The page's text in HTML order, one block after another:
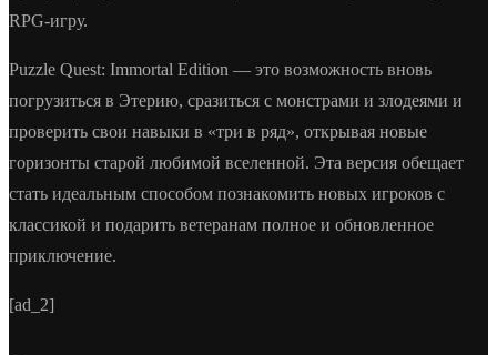
RPG-игру.
Puzzle Quest: Immortal Edition — это возможность вновь
погрузиться в Этерию, сразиться с монстрами и злодеями и
проверить свои навыки в «три в ряд», открывая новые
горизонты старой любимой вселенной. Эта версия обещает
стать идеальным способом познакомить новых игроков с
классикой и подарить ветеранам полное и обновленное
приключение.
[ad_2]